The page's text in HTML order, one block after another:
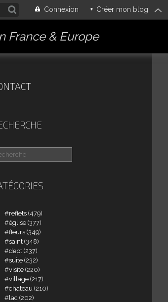
Connexion + Créer mon blog
France & Europe
reflets (479)
église (377)
fleurs (349)
saint (348)
dept (237)
suite (232)
visite (220)
village (217)
chateau (210)
lac (202)